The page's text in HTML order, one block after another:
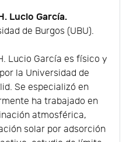
Lucio García.
de Burgos (UBU).
Lucio García es físico y
la Universidad de
Se especializó en
ha trabajado en
atmosférica,
solar por adsorción